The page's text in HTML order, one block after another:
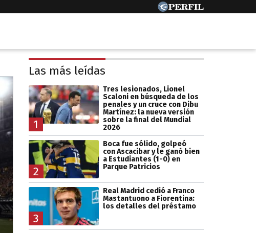
Las más leídas
1
Tres lesionados, Lionel
Scaloni en búsqueda de los
penales y un cruce con Dibu
Martínez: la nueva versión
sobre la final del Mundial
2026
2
Boca fue sólido, golpeó
con Ascacibar y le ganó bien
a Estudiantes (1-0) en
Parque Patricios
3
Real Madrid cedió a Franco
Mastantuono a Fiorentina:
los detalles del préstamo